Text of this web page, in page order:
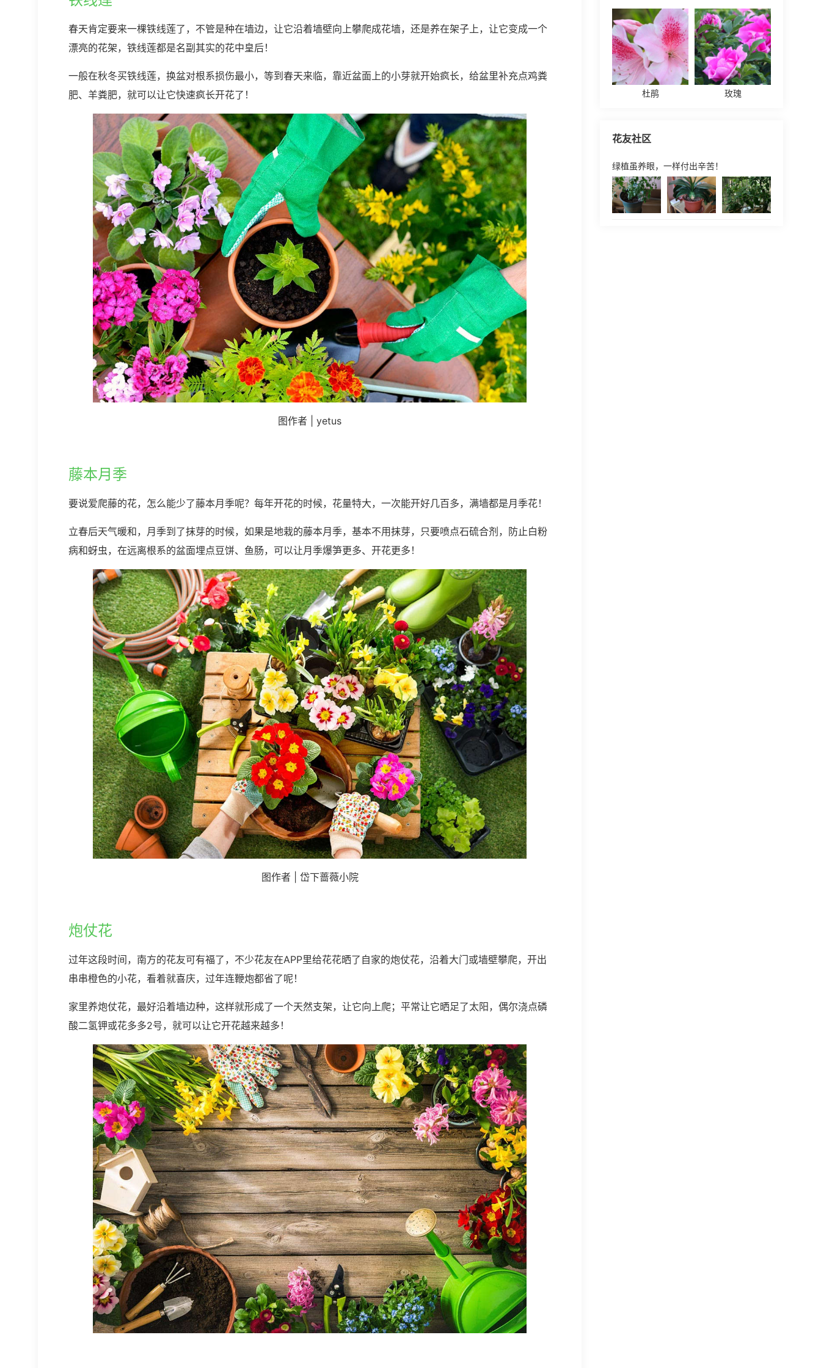
春天肯定要来一棵铁线莲了，不管是种在墙边，让它沿着墙壁向上攀爬成花墙，还是养在架子上，让它变成一个
漂亮的花架，铁线莲都是名副其实的花中皇后！
一般在秋冬买铁线莲，换盆对根系损伤最小，等到春天来临，靠近盆面上的小芽就开始疯长，给盆里补充点鸡粪
肥、羊粪肥，就可以让它快速疯长开花了！
图作者 | yetus
藤本月季
要说爱爬藤的花，怎么能少了藤本月季呢？每年开花的时候，花量特大，一次能开好几百多，满墙都是月季花！
立春后天气暖和，月季到了抹芽的时候，如果是地栽的藤本月季，基本不用抹芽，只要喷点石硫合剂，防止白粉
病和蚜虫，在远离根系的盆面埋点豆饼、鱼肠，可以让月季爆笋更多、开花更多！
图作者 | 岱下蔷薇小院
炮仗花
过年这段时间，南方的花友可有福了，不少花友在APP里给花花晒了自家的炮仗花，沿着大门或墙壁攀爬，开出
串串橙色的小花，看着就喜庆，过年连鞭炮都省了呢！
家里养炮仗花，最好沿着墙边种，这样就形成了一个天然支架，让它向上爬；平常让它晒足了太阳，偶尔浇点磷
酸二氢钾或花多多2号，就可以让它开花越来越多！
杜鹃 玫瑰
花友社区
绿植虽养眼，一样付出辛苦！